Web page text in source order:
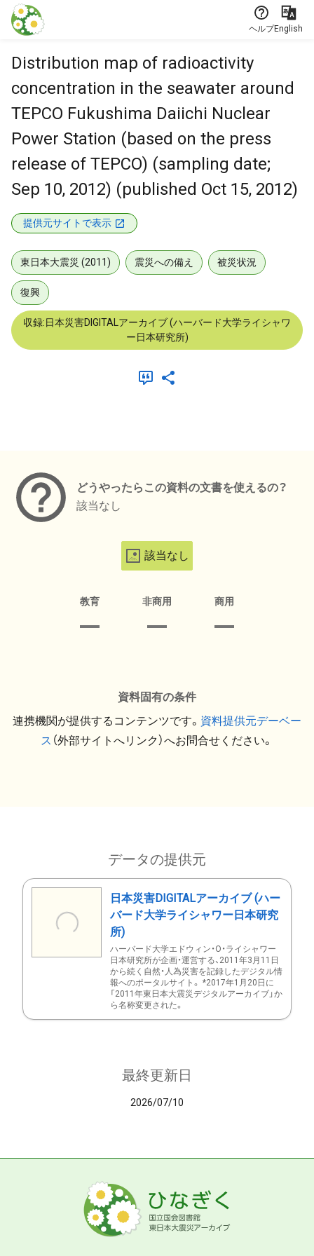
本文に飛ぶ
ヘルプEnglish
Distribution map of radioactivity
concentration in the seawater around
TEPCO Fukushima Daiichi Nuclear
Power Station (based on the press
release of TEPCO) (sampling date;
Sep 10, 2012) (published Oct 15, 2012)
提供元サイトで表示
東日本大震災 (2011) 震災への備え 被災状況
復興
収録:日本災害DIGITALアーカイブ (ハーバード大学ライシャワ
ー日本研究所)
どうやったらこの資料の文書を使えるの？
該当なし
該当なし
教育 非商用 商用
資料固有の条件
連携機関が提供するコンテンツです。 資料提供元デーベー
ス （外部サイトへリンク）へお問合せください。
データの提供元
日本災害DIGITALアーカイブ (ハー
バード大学ライシャワー日本研究
所)
ハーバード大学エドウィン・O・ライシャワー
日本研究所が企画・運営する、2011年3月11日
から続く自然・人為災害を記録したデジタル情
報へのポータルサイト。 *2017年1月20日に
「2011年東日本大震災デジタルアーカイブ」か
ら名称変更された。
最終更新日
2026/07/10